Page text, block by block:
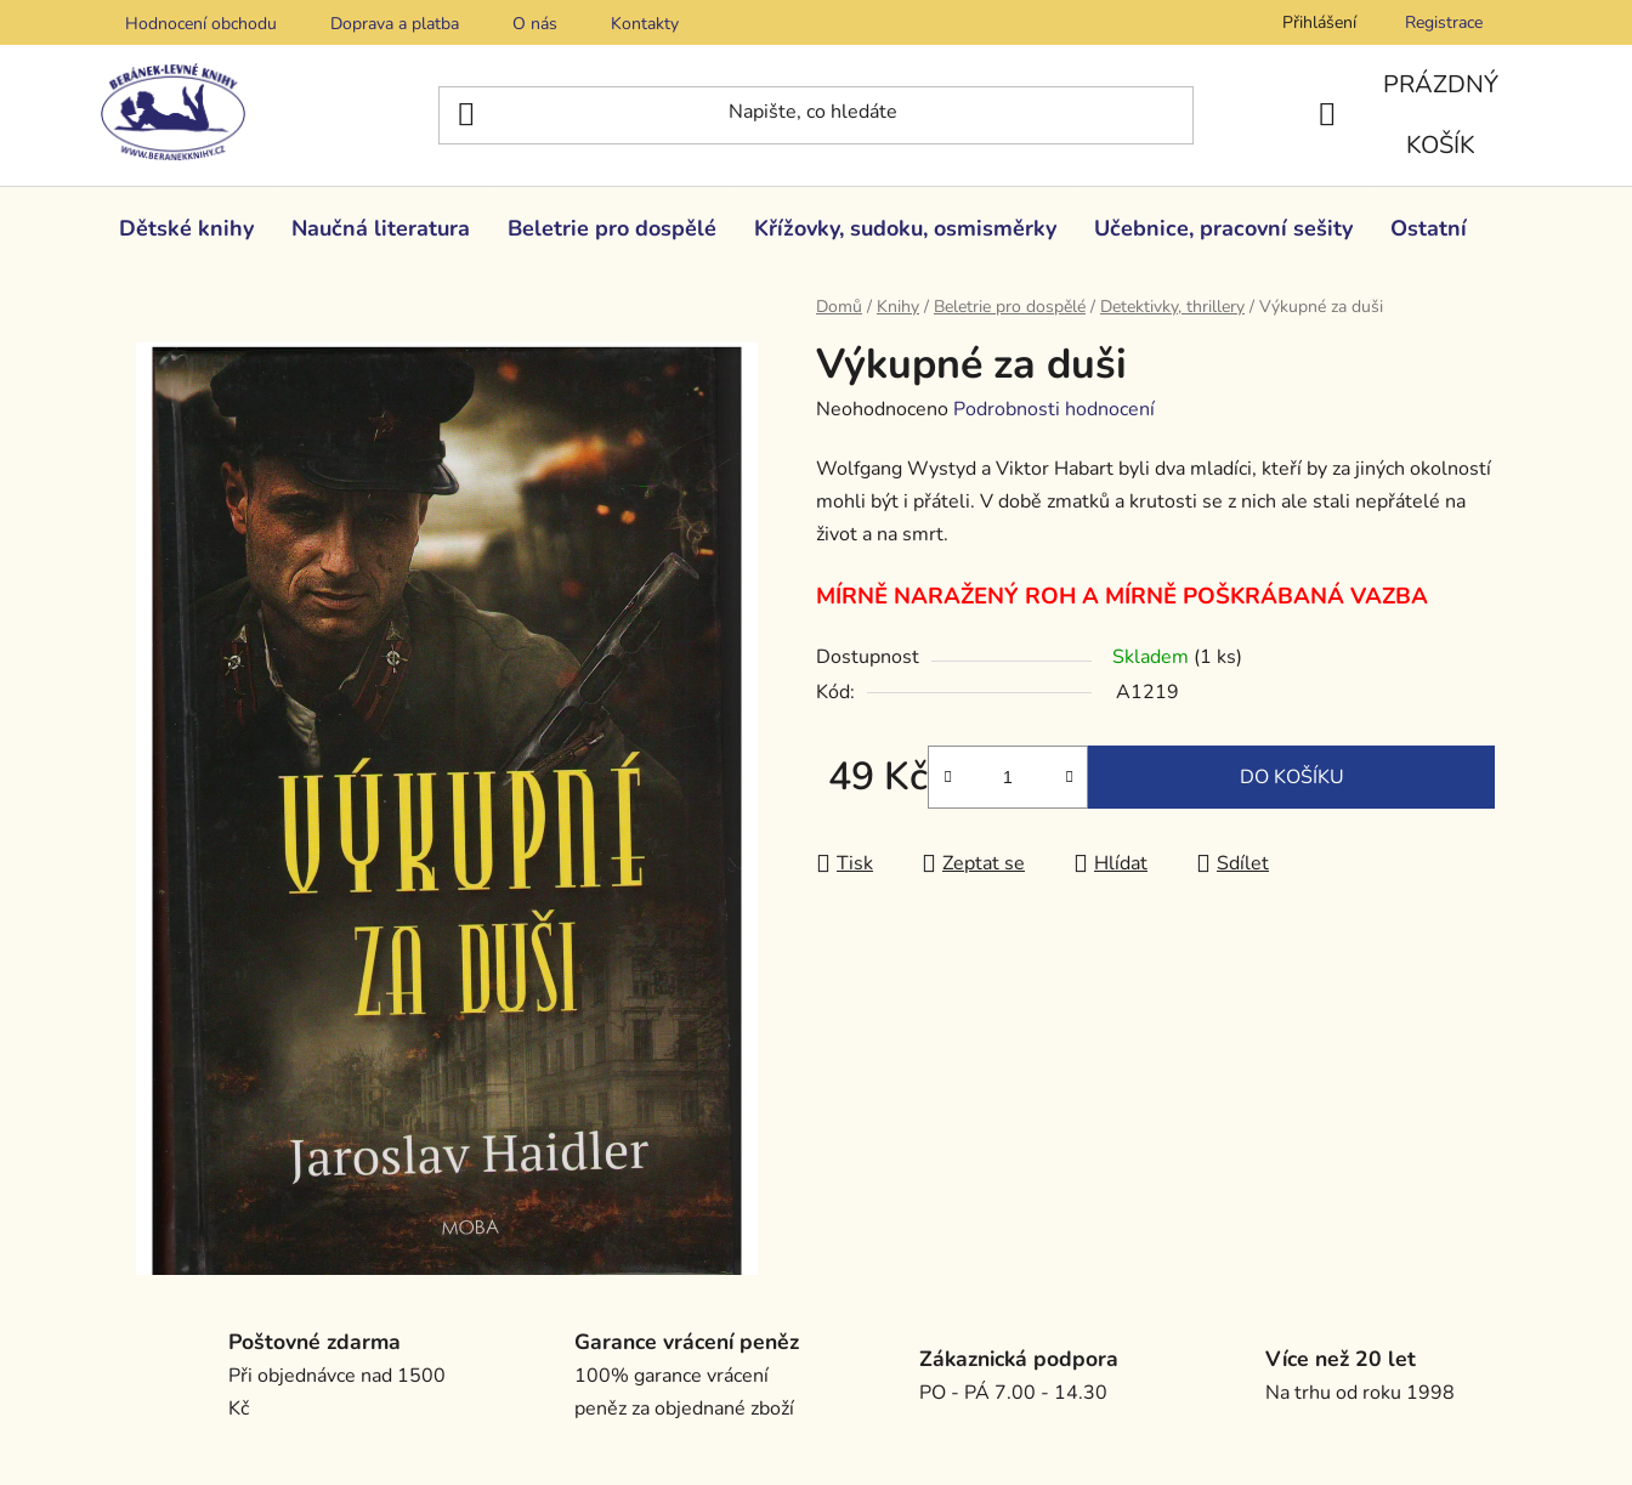
na
Hodnocení obchodu Doprava a platba O nás Kontakty Přihlášení Registrace
NÁKUPNÍ
PRÁZDNÝ
KOŠÍK
Dětské knihy Naučná literatura Beletrie pro dospělé Křížovky, sudoku, osmisměrky Učebnice, pracovní sešity Ostatní
Domů / Knihy / Beletrie pro dospělé / Detektivky, thrillery / Výkupné za duši
Výkupné za duši
Průměrné
produktu
je
0,0
5
Neohodnoceno Podrobnosti hodnocení
Wolfgang Wystyd a Viktor Habart byli dva mladíci, kteří by za jiných okolností
mohli být i přáteli. V době zmatků a krutosti se z nich ale stali nepřátelé na
život a na smrt.
MÍRNĚ NARAŽENÝ ROH A MÍRNĚ POŠKRÁBANÁ VAZBA
Dostupnost Skladem (1 ks)
Kód:
A1219
49 Kč
Měrná cena:
DO KOŠÍKU
Tisk Zeptat se Hlídat Sdílet
Poštovné zdarma
Při objednávce nad 1500
Kč
Garance vrácení peněz
100% garance vrácení
peněz za objednané zboží
Zákaznická podpora
PO - PÁ 7.00 - 14.30
Více než 20 let
Na trhu od roku 1998